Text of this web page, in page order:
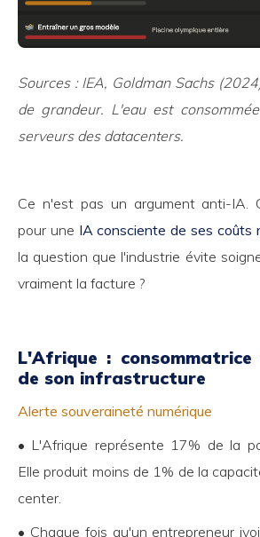
Sources : IEA, Goldman Sachs
de grandeur. L'eau est
serveurs des datacenters.
Ce n'est pas un argument anti-IA.
pour une IA consciente de ses coûts
la question que l'industrie évite
vraiment la facture ?
L'Afrique :
de son infrastructure
Alerte souveraineté numérique
• L'Afrique représente 17% de la
Elle produit moins de 1% de la
center.
• Chaque fois qu'un entrepreneur